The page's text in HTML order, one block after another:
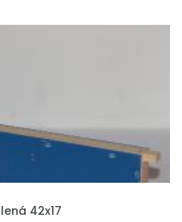
42x17